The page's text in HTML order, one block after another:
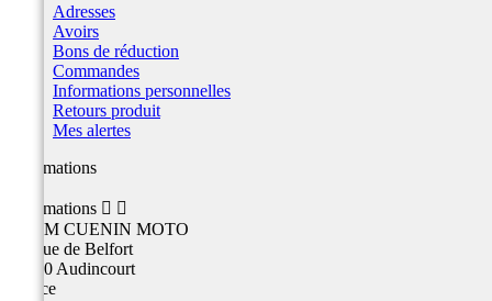
Adresses
Avoirs
Bons de réduction
Commandes
Informations personnelles
Retours produit
Mes alertes
Informations
Informations  
TEAM CUENIN MOTO
26 Rue de Belfort
25400 Audincourt
France